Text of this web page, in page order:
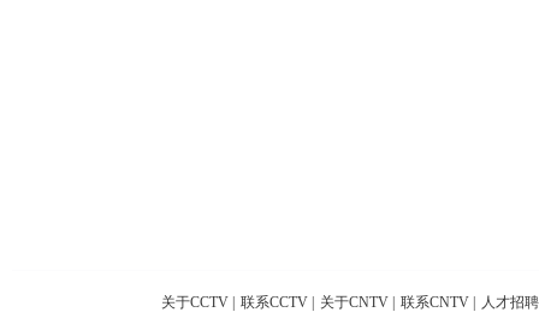
关于CCTV 联系CCTV 关于CNTV 联系CNTV 人才招聘